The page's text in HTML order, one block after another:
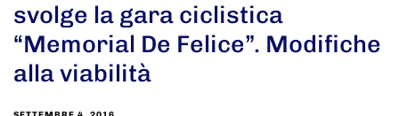
svolge la gara ciclistica
“Memorial De Felice”. Modifiche
alla viabilità